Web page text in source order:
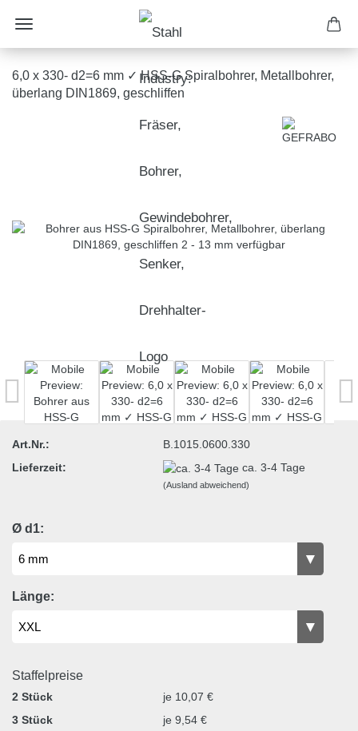
6,0 x 330- d2=6 mm ✓ HSS-G Spiralbohrer, Metallbohrer,
überlang DIN1869, geschliffen
Art.Nr.:
B.1015.0600.330
Lieferzeit:
ca. 3-4 Tage
(Ausland abweichend)
Ø d1:
Länge:
Staffelpreise
2 Stück
je 10,07 €
3 Stück
je 9,54 €